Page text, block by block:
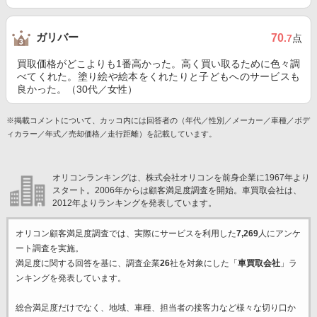
ガリバー 70.7点
買取価格がどこよりも1番高かった。高く買い取るために色々調
べてくれた。塗り絵や絵本をくれたりと子どもへのサービスも
良かった。（30代／女性）
※掲載コメントについて、カッコ内には回答者の（年代／性別／メーカー／車種／ボデ
ィカラー／年式／売却価格／走行距離）を記載しています。
オリコンランキングは、株式会社オリコンを前身企業に1967年より
スタート。2006年からは顧客満足度調査を開始。車買取会社は、
2012年よりランキングを発表しています。
オリコン顧客満足度調査では、実際にサービスを利用した7,269人にアンケ
ート調査を実施。
満足度に関する回答を基に、調査企業26社を対象にした「 車買取会社」ラ
ンキングを発表しています。
総合満足度だけでなく、地域、車種、担当者の接客力など様々な切り口か